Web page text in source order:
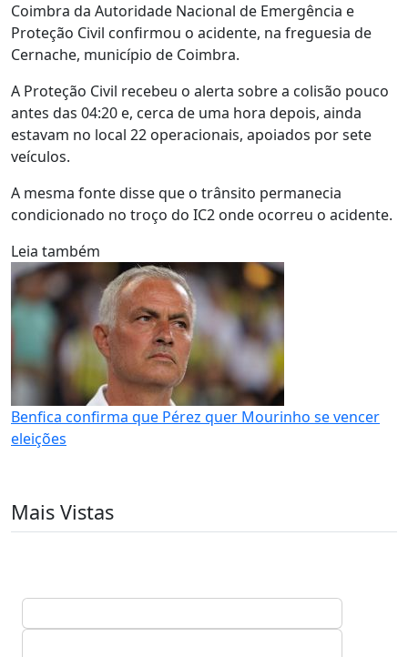
Coimbra da Autoridade Nacional de Emergência e
Proteção Civil confirmou o acidente, na freguesia de
Cernache, município de Coimbra.
A Proteção Civil recebeu o alerta sobre a colisão pouco
antes das 04:20 e, cerca de uma hora depois, ainda
estavam no local 22 operacionais, apoiados por sete
veículos.
A mesma fonte disse que o trânsito permanecia
condicionado no troço do IC2 onde ocorreu o acidente.
Leia também
Benfica confirma que Pérez quer Mourinho se vencer
eleições
Mais Vistas